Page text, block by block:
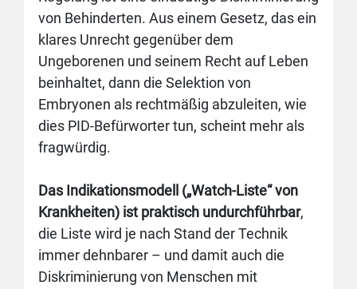
von Behinderten. Aus einem Gesetz, das ein
klares Unrecht gegenüber dem
Ungeborenen und seinem Recht auf Leben
beinhaltet, dann die Selektion von
Embryonen als rechtmäßig abzuleiten, wie
dies PID-Befürworter tun, scheint mehr als
fragwürdig.
Das Indikationsmodell („Watch-Liste“ von
Krankheiten) ist praktisch undurchführbar,
die Liste wird je nach Stand der Technik
immer dehnbarer – und damit auch die
Diskriminierung von Menschen mit